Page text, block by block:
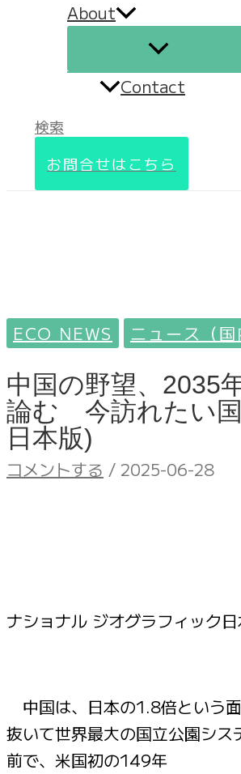
About
Contact
検索
お問合せはこちら
ECO NEWS ニュース（国
中国の野望、2035
論む 今訪れたい国
日本版)
コメントする / 2025-06-28
ナショナル ジオグラフィック
中国は、日本の1.8倍という
抜いて世界最大の国立公園シ
前で、米国初の149年